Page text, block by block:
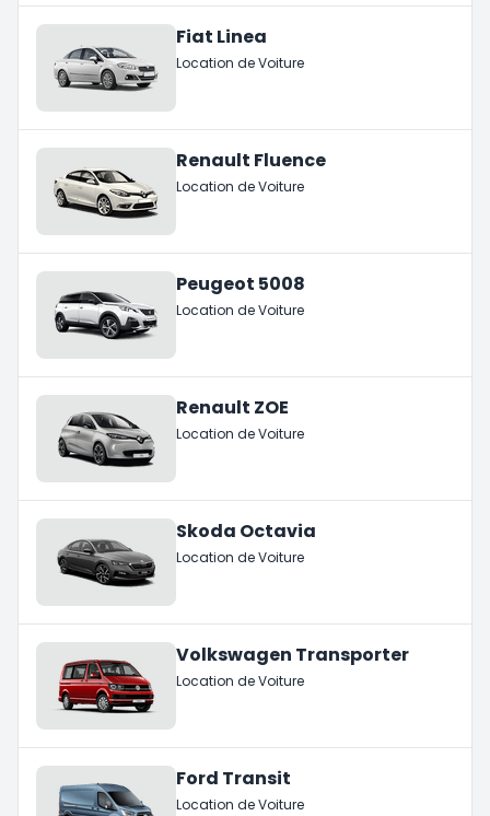
Fiat Linea
Location de Voiture
Renault Fluence
Location de Voiture
Peugeot 5008
Location de Voiture
Renault ZOE
Location de Voiture
Skoda Octavia
Location de Voiture
Volkswagen Transporter
Location de Voiture
Ford Transit
Location de Voiture